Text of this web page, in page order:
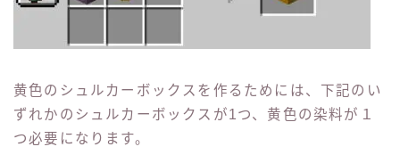
黄色のシュルカーボックスを作るためには、下記のい
ずれかのシュルカーボックスが1つ、黄色の染料が１
つ必要になります。